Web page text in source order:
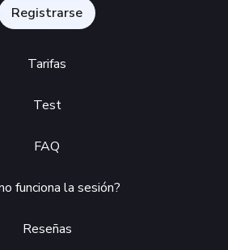
Registrarse
Tarifas
Test
FAQ
funciona la sesión?
Reseñas